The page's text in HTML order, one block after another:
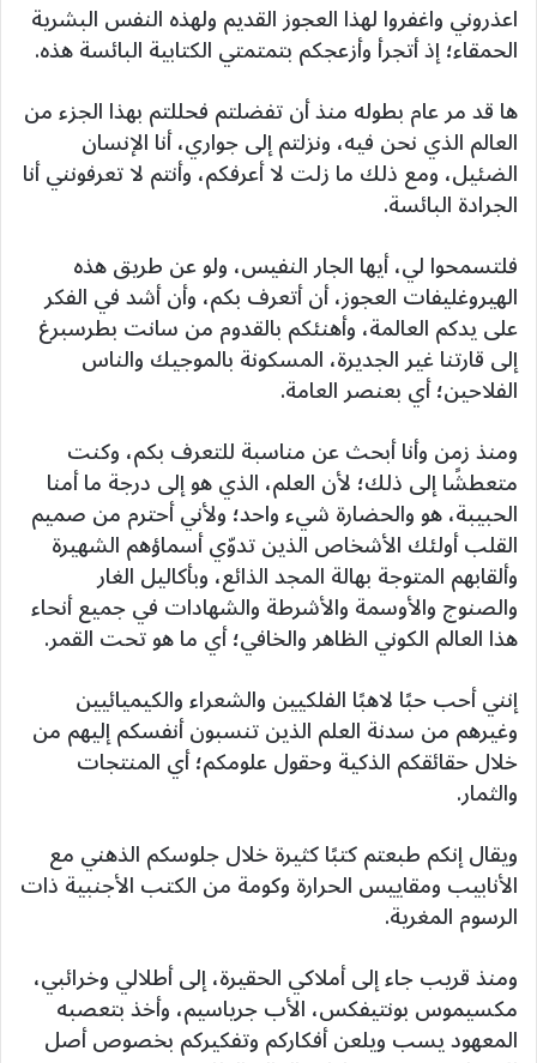
اعذروني واغفروا لهذا العجوز القديم ولهذه النفس البشرية
الحمقاء؛ إذ أتجرأ وأزعجكم بتمتمتي الكتابية البائسة هذه.
ها قد مر عام بطوله منذ أن تفضلتم فحللتم بهذا الجزء من
العالم الذي نحن فيه، ونزلتم إلى جواري، أنا الإنسان
الضئيل، ومع ذلك ما زلت لا أعرفكم، وأنتم لا تعرفونني أنا
الجرادة البائسة.
فلتسمحوا لي، أيها الجار النفيس، ولو عن طريق هذه
الهيروغليفات العجوز، أن أتعرف بكم، وأن أشد في الفكر
على يدكم العالمة، وأهنئكم بالقدوم من سانت بطرسبرغ
إلى قارتنا غير الجديرة، المسكونة بالموجيك والناس
الفلاحين؛ أي بعنصر العامة.
ومنذ زمن وأنا أبحث عن مناسبة للتعرف بكم، وكنت
متعطشًا إلى ذلك؛ لأن العلم، الذي هو إلى درجة ما أمنا
الحبيبة، هو والحضارة شيء واحد؛ ولأني أحترم من صميم
القلب أولئك الأشخاص الذين تدوّي أسماؤهم الشهيرة
وألقابهم المتوجة بهالة المجد الذائع، وبأكاليل الغار
والصنوج والأوسمة والأشرطة والشهادات في جميع أنحاء
هذا العالم الكوني الظاهر والخافي؛ أي ما هو تحت القمر.
إنني أحب حبًا لاهبًا الفلكيين والشعراء والكيميائيين
وغيرهم من سدنة العلم الذين تنسبون أنفسكم إليهم من
خلال حقائقكم الذكية وحقول علومكم؛ أي المنتجات
والثمار.
ويقال إنكم طبعتم كتبًا كثيرة خلال جلوسكم الذهني مع
الأنابيب ومقاييس الحرارة وكومة من الكتب الأجنبية ذات
الرسوم المغرية.
ومنذ قريب جاء إلى أملاكي الحقيرة، إلى أطلالي وخرائبي،
مكسيموس بونتيفكس، الأب جرياسيم، وأخذ بتعصبه
المعهود يسب ويلعن أفكاركم وتفكيركم بخصوص أصل